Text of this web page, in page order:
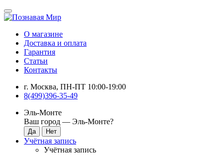
О магазине
Доставка и оплата
Гарантия
Статьи
Контакты
г. Москва, ПН-ПТ 10:00-19:00
8(499)396-35-49
Эль-Монте
Ваш город — Эль-Монте?
Учётная запись
Учётная запись